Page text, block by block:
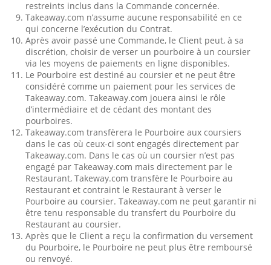
restreints inclus dans la Commande concernée.
Takeaway.com n’assume aucune responsabilité en ce
qui concerne l’exécution du Contrat.
Après avoir passé une Commande, le Client peut, à sa
discrétion, choisir de verser un pourboire à un coursier
via les moyens de paiements en ligne disponibles.
Le Pourboire est destiné au coursier et ne peut être
considéré comme un paiement pour les services de
Takeaway.com. Takeaway.com jouera ainsi le rôle
d’intermédiaire et de cédant des montant des
pourboires.
Takeaway.com transfèrera le Pourboire aux coursiers
dans le cas où ceux-ci sont engagés directement par
Takeaway.com. Dans le cas où un coursier n’est pas
engagé par Takeaway.com mais directement par le
Restaurant, Takeway.com transfère le Pourboire au
Restaurant et contraint le Restaurant à verser le
Pourboire au coursier. Takeaway.com ne peut garantir ni
être tenu responsable du transfert du Pourboire du
Restaurant au coursier.
Après que le Client a reçu la confirmation du versement
du Pourboire, le Pourboire ne peut plus être remboursé
ou renvoyé.